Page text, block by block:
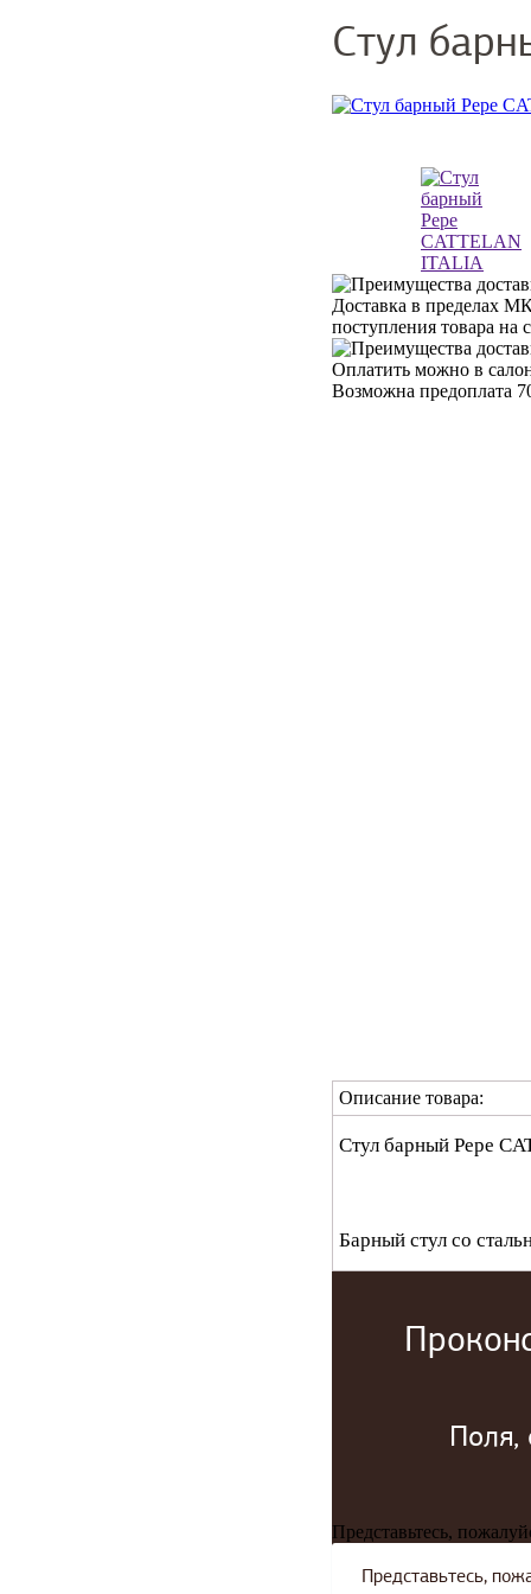
Стул
Доставка в пределах
поступления товара на
Оплатить можно в
Возможна предоплата
Описание товара:
Стул барный Pepe
Барный стул со
Поля,
Представьтесь,